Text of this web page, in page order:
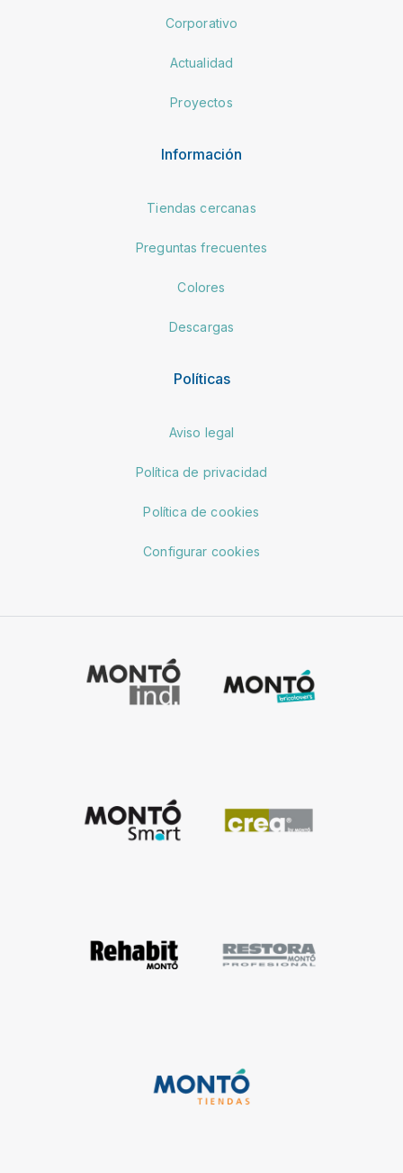
Corporativo
Actualidad
Proyectos
Información
Tiendas cercanas
Preguntas frecuentes
Colores
Descargas
Políticas
Aviso legal
Política de privacidad
Política de cookies
Configurar cookies